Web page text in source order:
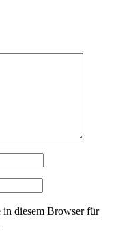
diesem Browser für